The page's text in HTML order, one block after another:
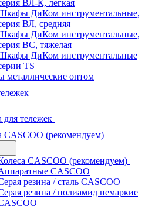
ВЛ-К, легкая
ДиКом инструментальные,
ВЛ, средняя
ДиКом инструментальные,
ВС, тяжелая
ДиКом инструментальные
TS
оптом
для тележек
CASCOO (рекомендуем)
CASCOO (рекомендуем)
CASCOO
резина / сталь CASCOO
резина / полиамид немаркие